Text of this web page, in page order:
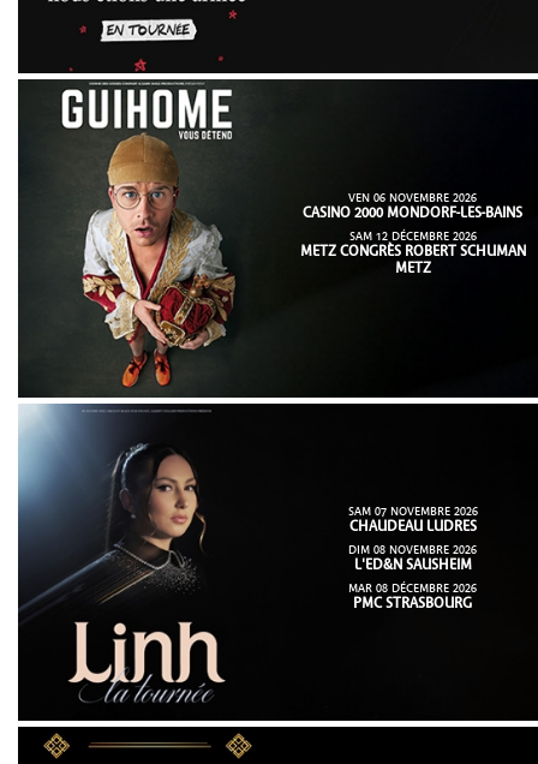
VEN 06 NOVEMBRE 2026
CASINO 2000 MONDORF-LES-BAINS
SAM 12 DÉCEMBRE 2026
METZ CONGRÈS ROBERT SCHUMAN
METZ
SAM 07 NOVEMBRE 2026
CHAUDEAU LUDRES
DIM 08 NOVEMBRE 2026
L'ED&N SAUSHEIM
MAR 08 DÉCEMBRE 2026
PMC STRASBOURG